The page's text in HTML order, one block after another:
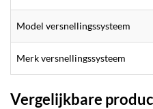
Model versnellingssysteem
Merk versnellingssysteem
Vergelijkbare